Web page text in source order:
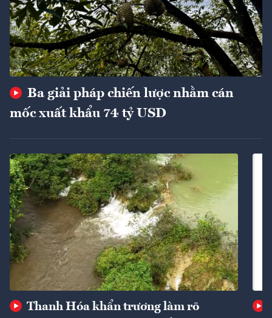
Ba giải pháp chiến lược nhằm cán
mốc xuất khẩu 74 tỷ USD
Thanh Hóa khẩn trương làm rõ